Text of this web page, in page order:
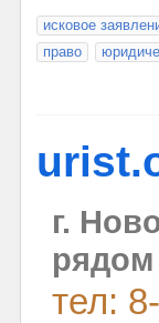
исковое
право
г.
рядом
тел: